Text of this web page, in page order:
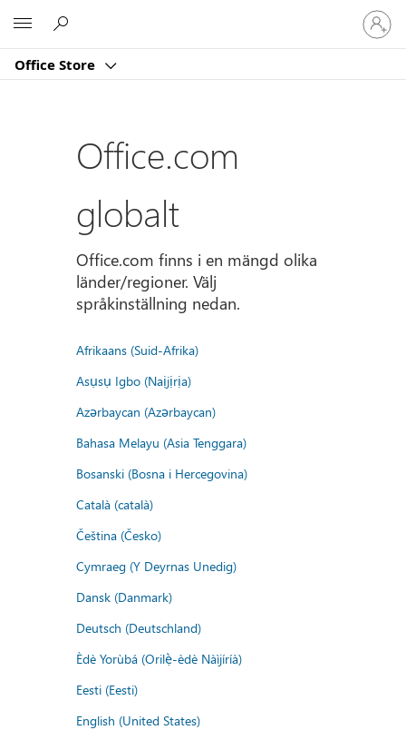
Office Store
Logga
in
på
konto
Office.com
globalt
Office.com finns i en mängd olika
länder/regioner. Välj
språkinställning nedan.
Afrikaans (Suid-Afrika)
Asụsụ Igbo (Naịjịrịa)
Azərbaycan (Azərbaycan)
Bahasa Melayu (Asia Tenggara)
Bosanski (Bosna i Hercegovina)
Català (català)
Čeština (Česko)
Cymraeg (Y Deyrnas Unedig)
Dansk (Danmark)
Deutsch (Deutschland)
Èdè Yorùbá (Orilẹ̀-èdè Nàìjíríà)
Eesti (Eesti)
English (United States)